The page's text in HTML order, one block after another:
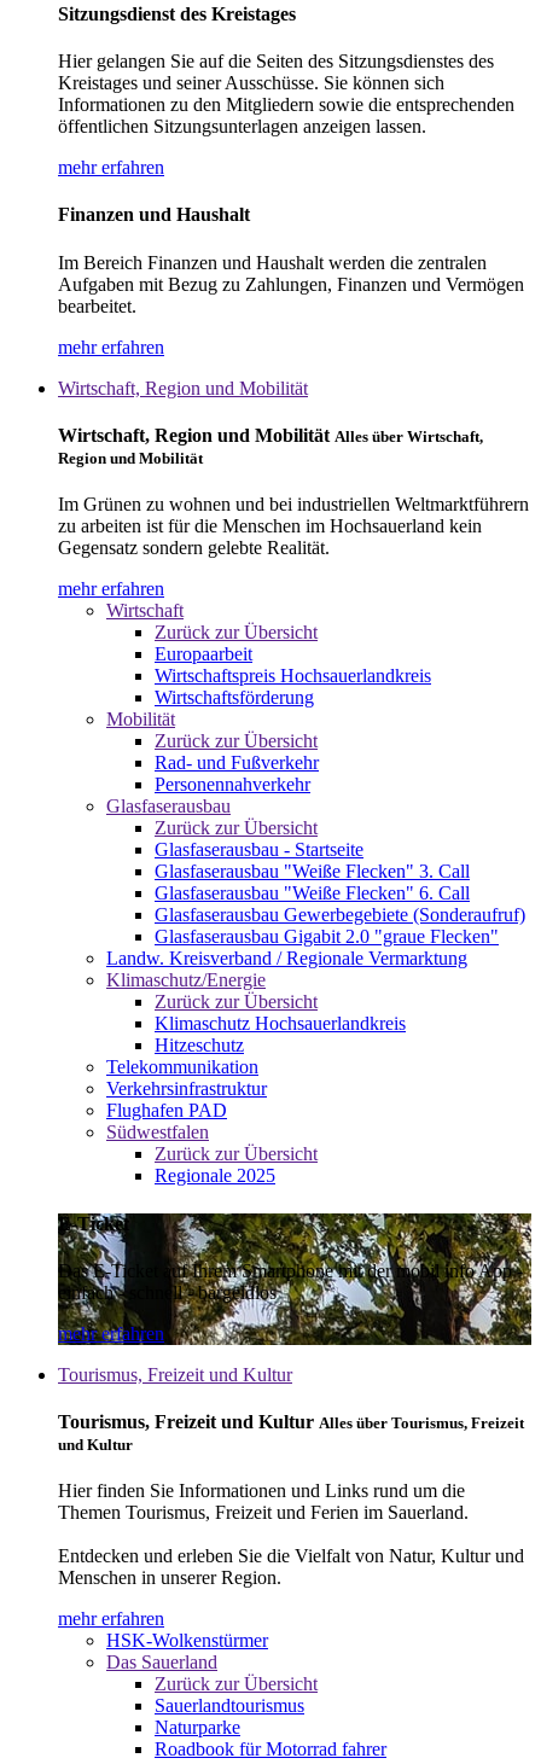
Sitzungsdienst des Kreistages
Hier gelangen Sie auf die Seiten des Sitzungsdienstes des
Kreistages und seiner Ausschüsse. Sie können sich
Informationen zu den Mitgliedern sowie die entsprechenden
öffentlichen Sitzungsunterlagen anzeigen lassen.
mehr erfahren
Finanzen und Haushalt
Im Bereich Finanzen und Haushalt werden die zentralen
Aufgaben mit Bezug zu Zahlungen, Finanzen und Vermögen
bearbeitet.
mehr erfahren
Wirtschaft, Region und Mobilität
Wirtschaft, Region und Mobilität Alles über Wirtschaft,
Region und Mobilität
Im Grünen zu wohnen und bei industriellen Weltmarktführern
zu arbeiten ist für die Menschen im Hochsauerland kein
Gegensatz sondern gelebte Realität.
mehr erfahren
Wirtschaft
Zurück zur Übersicht
Europaarbeit
Wirtschaftspreis Hochsauerlandkreis
Wirtschaftsförderung
Mobilität
Zurück zur Übersicht
Rad- und Fußverkehr
Personennahverkehr
Glasfaserausbau
Zurück zur Übersicht
Glasfaserausbau - Startseite
Glasfaserausbau "Weiße Flecken" 3. Call
Glasfaserausbau "Weiße Flecken" 6. Call
Glasfaserausbau Gewerbegebiete (Sonderaufruf)
Glasfaserausbau Gigabit 2.0 "graue Flecken"
Landw. Kreisverband / Regionale Vermarktung
Klimaschutz/Energie
Zurück zur Übersicht
Klimaschutz Hochsauerlandkreis
Hitzeschutz
Telekommunikation
Verkehrsinfrastruktur
Flughafen PAD
Südwestfalen
Zurück zur Übersicht
Regionale 2025
E-Ticket
Das E-Ticket auf Ihrem Smartphone mit der mobil info App -
einfach - schnell - bargeldlos
mehr erfahren
Tourismus, Freizeit und Kultur
Tourismus, Freizeit und Kultur Alles über Tourismus, Freizeit
und Kultur
Hier finden Sie Informationen und Links rund um die
Themen Tourismus, Freizeit und Ferien im Sauerland.
Entdecken und erleben Sie die Vielfalt von Natur, Kultur und
Menschen in unserer Region.
mehr erfahren
HSK-Wolkenstürmer
Das Sauerland
Zurück zur Übersicht
Sauerlandtourismus
Naturparke
Roadbook für Motorrad fahrer